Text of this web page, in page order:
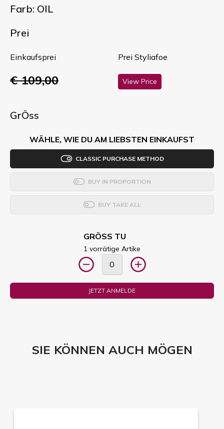
Farb: OIL
Prei
Einkaufsprei
€ 109,00
Prei Styliafoe
View Price
GrÖss
WÄHLE, WIE DU AM LIEBSTEN EINKAUFST
CLASSIC PURCHASE METHOD
BUY IN PROPORTION
BUY TAKE ALL
GRÖSS TU
1 vorrätige Artike
JETZT ANMELDE
SIE KÖNNEN AUCH MÖGEN